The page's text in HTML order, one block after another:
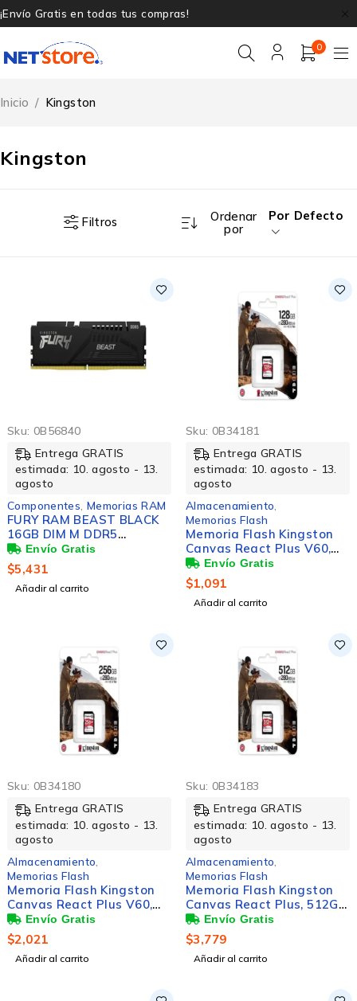
¡Envío Gratis en todas tus compras!
0
Kingston
Inicio / Kingston
Filtros
Ordenar
por
Por Defecto
Sku: 0B56840
Entrega GRATIS
estimada: 10. agosto - 13.
agosto
Componentes Memorias RAM
FURY RAM BEAST BLACK
16GB DIM M DDR5
5200MHZ
$5,431
Añadir al carrito
Sku: 0B34181
Entrega GRATIS
estimada: 10. agosto - 13.
agosto
Almacenamiento
Memorias Flash
Memoria Flash Kingston
Canvas React Plus V60,
128GB, SDXC UHS-II Clase
10
$1,091
Añadir al carrito
Sku: 0B34180
Entrega GRATIS
estimada: 10. agosto - 13.
agosto
Almacenamiento
Memorias Flash
Memoria Flash Kingston
Canvas React Plus V60,
256GB, SDXC UHS-II Clase
10
$2,021
Añadir al carrito
Sku: 0B34183
Entrega GRATIS
estimada: 10. agosto - 13.
agosto
Almacenamiento
Memorias Flash
Memoria Flash Kingston
Canvas React Plus, 512GB,
SD UHS-II Clase 10
$3,779
Añadir al carrito